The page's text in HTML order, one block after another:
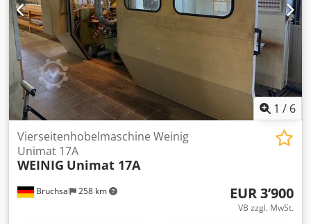
1 / 6
Bruchsal 258 km
Vierseitenhobelmaschine Weinig
Unimat 17A
WEINIG Unimat 17A
EUR 3’900
VB zzgl. MwSt.